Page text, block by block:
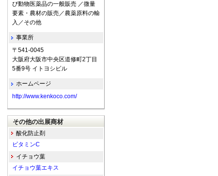
び動物医薬品の一般販売 ／微量
要素・農材の販売／農薬原料の輸
入／その他
事業所
〒541-0045
大阪府大阪市中央区道修町2丁目
5番9号 イトヨシビル
ホームページ
http://www.kenkoco.com/
その他の出展商材
酸化防止剤
ビタミンC
イチョウ葉
イチョウ葉エキス